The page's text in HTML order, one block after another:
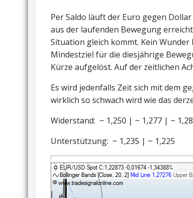
Per Saldo läuft der Euro gegen
aus der laufenden Bewegung
Situation gleich kommt. Kein
Mindestziel für die diesjährige
Kürze aufgelöst. Auf der zeitlichen
Es wird jedenfalls Zeit sich mit dem
wirklich so schwach wird wie das
Widerstand: ~ 1,250 | ~ 1,277 | ~
Unterstützung: ~ 1,235 | ~ 1,225